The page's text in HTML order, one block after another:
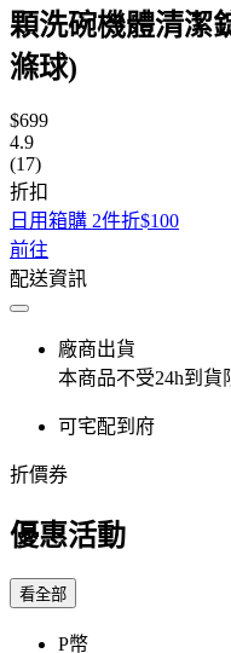
顆洗碗機體清潔
滌球)
$699
4.9
(17)
折扣
日用箱購 2件折$100
前往
配送資訊
廠商出貨
本商品不受24h到貨
可宅配到府
折價券
優惠活動
看全部
P幣